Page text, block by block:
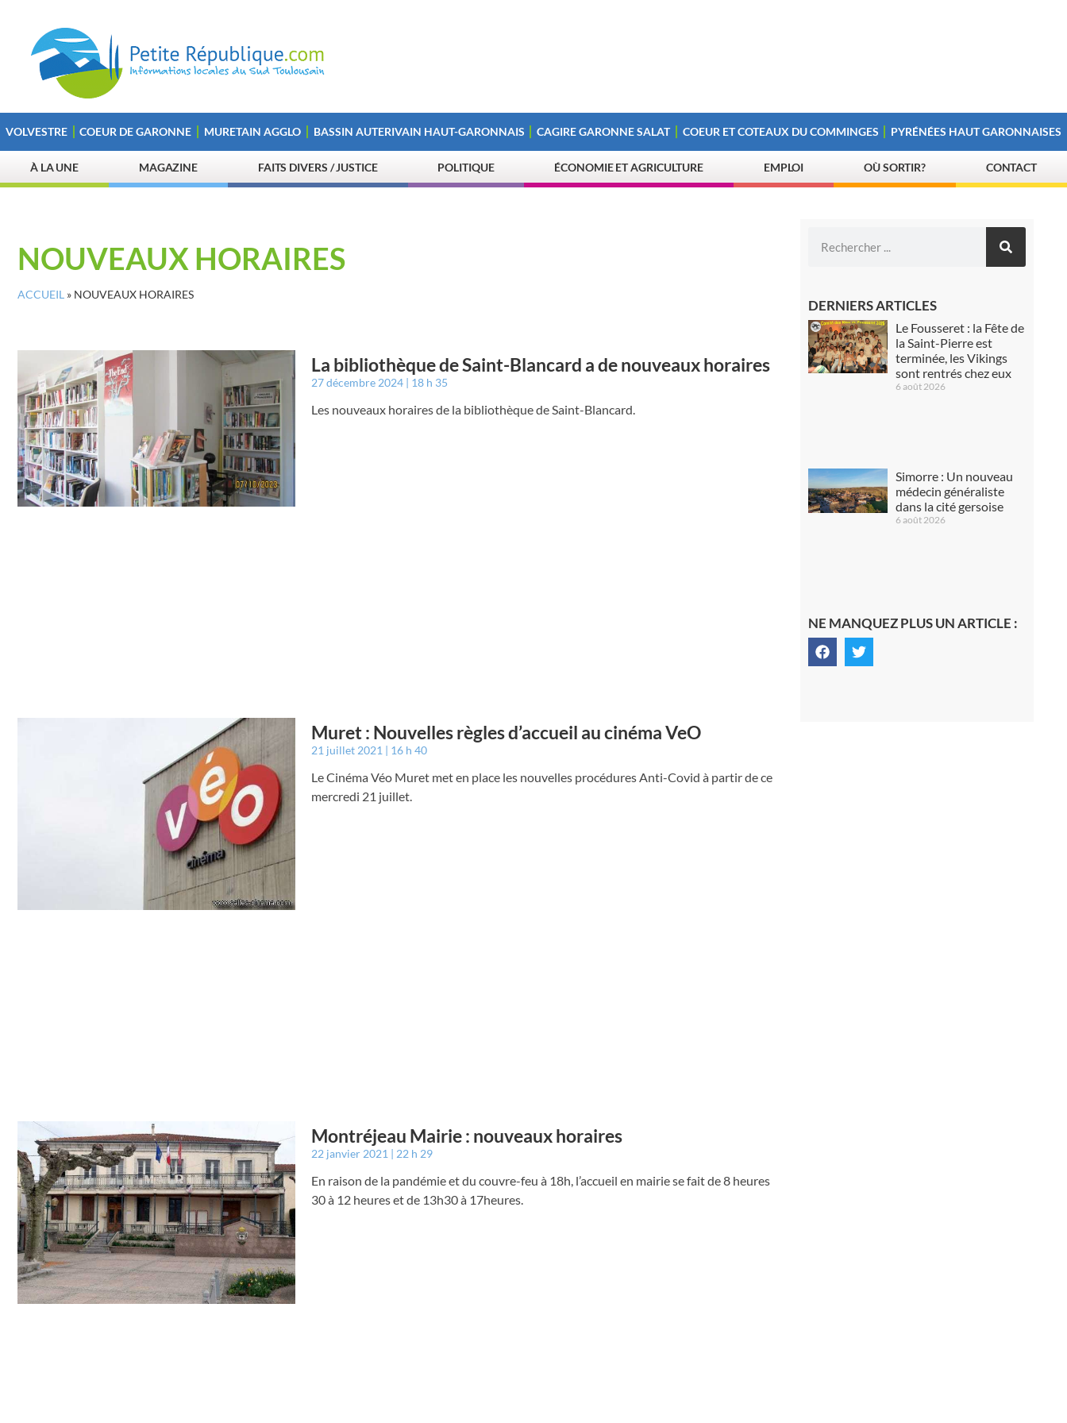
VOLVESTRE COEUR DE GARONNE MURETAIN AGGLO BASSIN AUTERIVAIN HAUT-GARONNAIS CAGIRE GARONNE SALAT COEUR ET COTEAUX DU COMMINGES PYRÉNÉES HAUT GARONNAISES
À LA UNE MAGAZINE FAITS DIVERS / JUSTICE POLITIQUE ÉCONOMIE ET AGRICULTURE EMPLOI OÙ SORTIR? CONTACT
NOUVEAUX HORAIRES
ACCUEIL » NOUVEAUX HORAIRES
La bibliothèque de Saint-Blancard a de nouveaux horaires
27 décembre 2024 18 h 35
Les nouveaux horaires de la bibliothèque de Saint-Blancard.
Muret : Nouvelles règles d’accueil au cinéma VeO
21 juillet 2021 16 h 40
Le Cinéma Véo Muret met en place les nouvelles procédures Anti-Covid à partir de ce
mercredi 21 juillet.
Montréjeau Mairie : nouveaux horaires
22 janvier 2021 22 h 29
En raison de la pandémie et du couvre-feu à 18h, l’accueil en mairie se fait de 8 heures
30 à 12 heures et de 13h30 à 17heures.
DERNIERS ARTICLES
Le Fousseret : la Fête de
la Saint-Pierre est
terminée, les Vikings
sont rentrés chez eux
6 août 2026
Simorre : Un nouveau
médecin généraliste
dans la cité gersoise
6 août 2026
NE MANQUEZ PLUS UN ARTICLE :